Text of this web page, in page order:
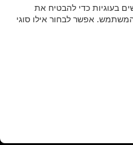
בעוגיות כדי להבטיח את
אפשר לבחור אילו סוגי